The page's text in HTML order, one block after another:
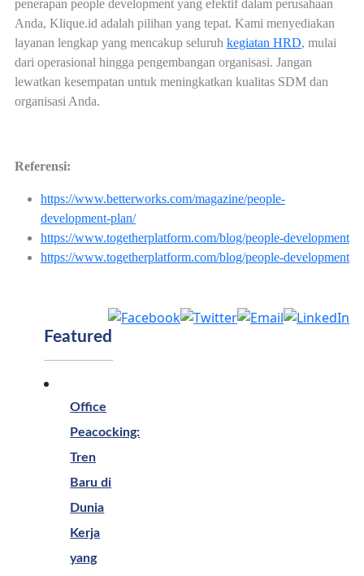
penerapan people development yang efektif dalam perusahaan
Anda, Klique.id adalah pilihan yang tepat. Kami menyediakan
layanan lengkap yang mencakup seluruh kegiatan HRD, mulai
dari operasional hingga pengembangan organisasi. Jangan
lewatkan kesempatan untuk meningkatkan kualitas SDM dan
organisasi Anda.
Referensi:
https://www.betterworks.com/magazine/people-
development-plan/
https://www.togetherplatform.com/blog/people-development
https://www.togetherplatform.com/blog/people-development
Featured
Office
Peacocking:
Tren
Baru di
Dunia
Kerja
yang